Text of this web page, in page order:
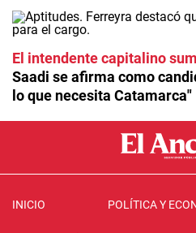
El intendente capitalino
Saadi se afirma como
lo que necesita Catamarca"
INICIO POLÍTICA Y